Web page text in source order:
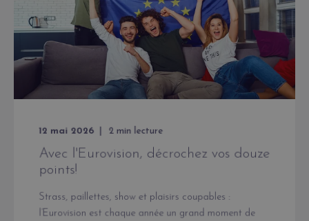
12 mai 2026 2 min lecture
Avec l'Eurovision, décrochez vos douze
points!
Strass, paillettes, show et plaisirs coupables :
l’Eurovision est chaque année un grand moment de